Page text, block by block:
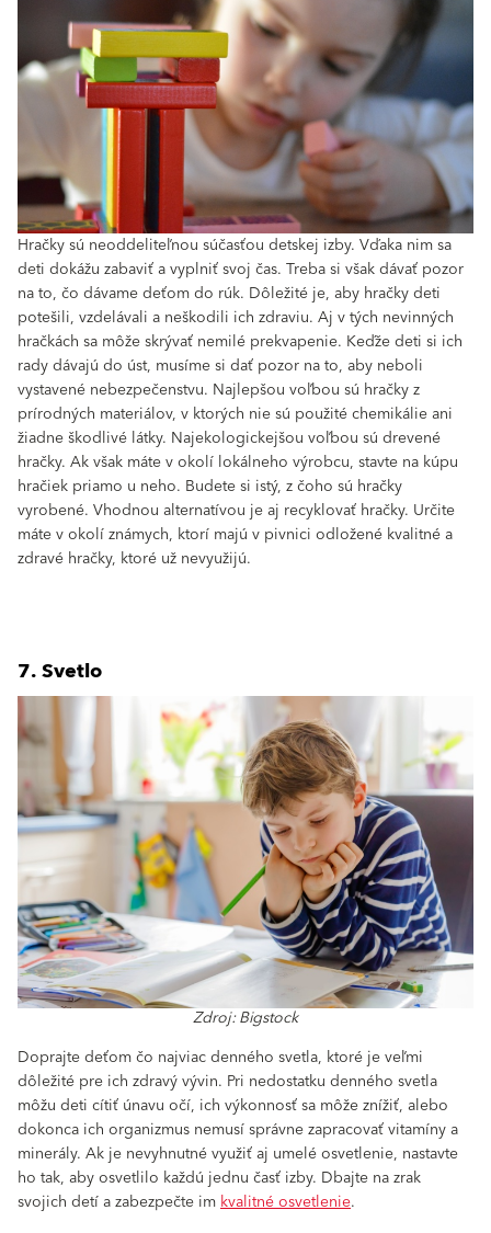
Hračky sú neoddeliteľnou súčasťou detskej izby. Vďaka nim sa
deti dokážu zabaviť a vyplniť svoj čas. Treba si však dávať pozor
na to, čo dávame deťom do rúk. Dôležité je, aby hračky deti
potešili, vzdelávali a neškodili ich zdraviu. Aj v tých nevinných
hračkách sa môže skrývať nemilé prekvapenie. Keďže deti si ich
rady dávajú do úst, musíme si dať pozor na to, aby neboli
vystavené nebezpečenstvu. Najlepšou voľbou sú hračky z
prírodných materiálov, v ktorých nie sú použité chemikálie ani
žiadne škodlivé látky. Najekologickejšou voľbou sú drevené
hračky. Ak však máte v okolí lokálneho výrobcu, stavte na kúpu
hračiek priamo u neho. Budete si istý, z čoho sú hračky
vyrobené. Vhodnou alternatívou je aj recyklovať hračky. Určite
máte v okolí známych, ktorí majú v pivnici odložené kvalitné a
zdravé hračky, ktoré už nevyužijú.
7. Svetlo
Zdroj: Bigstock
Doprajte deťom čo najviac denného svetla, ktoré je veľmi
dôležité pre ich zdravý vývin. Pri nedostatku denného svetla
môžu deti cítiť únavu očí, ich výkonnosť sa môže znížiť, alebo
dokonca ich organizmus nemusí správne zapracovať vitamíny a
minerály. Ak je nevyhnutné využiť aj umelé osvetlenie, nastavte
ho tak, aby osvetlilo každú jednu časť izby. Dbajte na zrak
svojich detí a zabezpečte imkvalitné osvetlenie.